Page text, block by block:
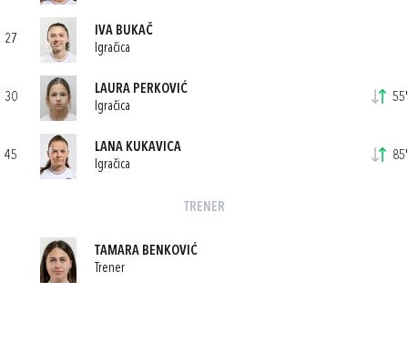
27
IVA BUKAČ
Igračica
30
LAURA PERKOVIĆ
Igračica
55'
45
LANA KUKAVICA
Igračica
85'
TRENER
TAMARA BENKOVIĆ
Trener